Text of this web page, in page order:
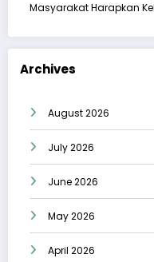
Masyarakat Harapkan
Archives
August 2026
July 2026
June 2026
May 2026
April 2026